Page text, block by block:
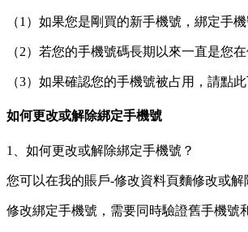
（1）如果您是剛買的新手機號，綁定手
（2）若您的手機號碼長期以來一直是您
（3）如果確認您的手機號被占用，請點
如何更改或解除綁定手機號
1、如何更改或解除綁定手機號？
您可以在我的賬戶-修改資料頁麵修改或解
修改綁定手機號，需要同時驗證舊手機號